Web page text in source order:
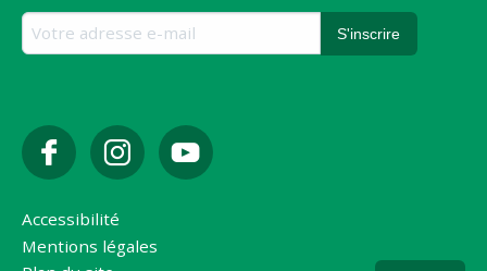
Accessibilité
Mentions légales